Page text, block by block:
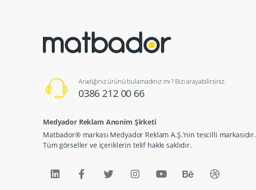
Aradığınız ürünü bulamadınız mı ? Bizi arayabilirsiniz.
0386 212 00 66
Medyador Reklam Anonim Şirketi
Matbador® markası Medyador Reklam A.Ş.'nin tescilli markasıdır.
Tüm görseller ve içeriklerin telif hakkı saklıdır.